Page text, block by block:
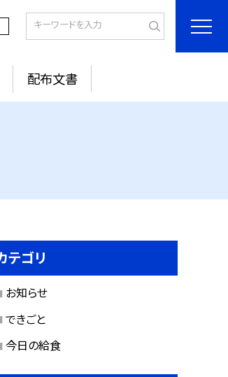
配布文書
テゴリ
お知らせ
できごと
今日の給食